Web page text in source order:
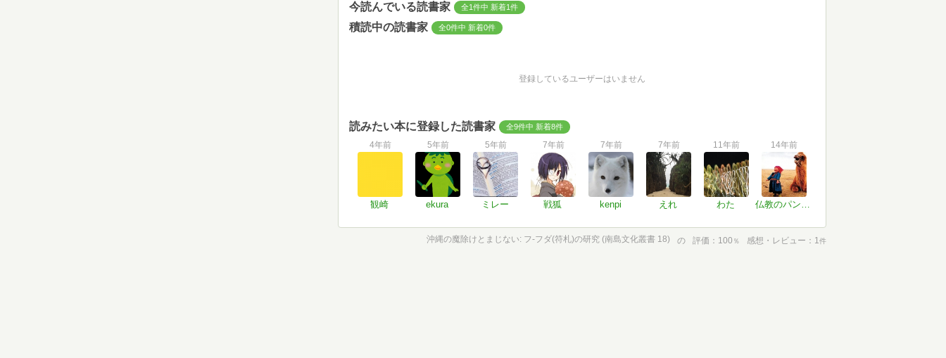
今読んでいる読書家 全1件中 新着1件
積読中の読書家 全0件中 新着0件
登録しているユーザーはいません
読みたい本に登録した読書家 全9件中 新着8件
4年前
観崎
5年前
ekura
5年前
ミレー
7年前
戦狐
7年前
kenpi
7年前
えれ
11年前
わた
14年前
仏教のパンセ！
沖縄の魔除けとまじない: フ-フダ(符札)の研究 (南島文化叢書 18) の 評価 100 ％ 感想・レビュー 1件